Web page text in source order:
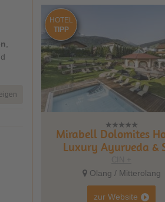
HOTEL
TIPP
Mirabell Dolomites
Luxury Ayurveda &
Olang / Mitterolang
zur Website